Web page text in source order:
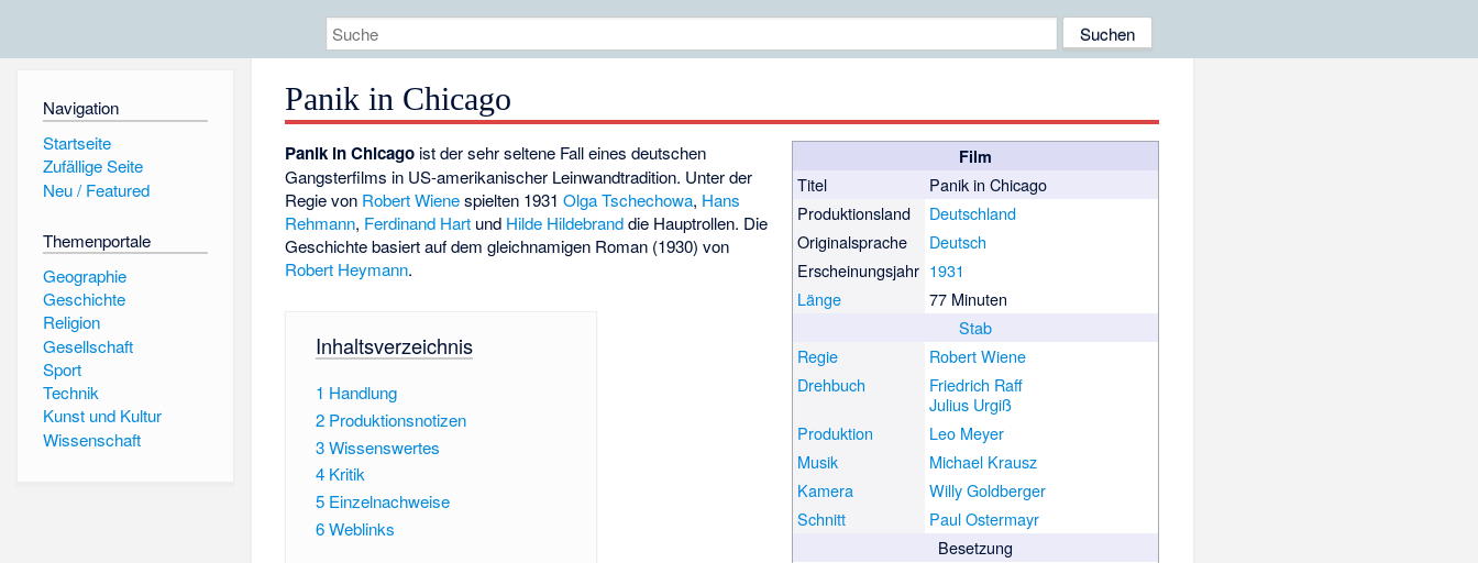
Navigation
Startseite
Zufällige Seite
Neu / Featured
Themenportale
Geographie
Geschichte
Religion
Gesellschaft
Sport
Technik
Kunst und Kultur
Wissenschaft
Panik in Chicago
Film
Titel
Panik in Chicago
Produktionsland
Deutschland
Originalsprache
Deutsch
Erscheinungsjahr 1931
Länge
77 Minuten
Stab
Regie
Robert Wiene
Drehbuch
Friedrich Raff
Julius Urgiß
Produktion
Leo Meyer
Musik
Michael Krausz
Kamera
Willy Goldberger
Schnitt
Paul Ostermayr
Besetzung
Panik in Chicago ist der sehr seltene Fall eines deutschen
Gangsterfilms in US-amerikanischer Leinwandtradition. Unter der
Regie von Robert Wienespielten 1931Olga Tschechowa, Hans
Rehmann, Ferdinand Hart und Hilde Hildebranddie Hauptrollen. Die
Geschichte basiert auf dem gleichnamigen Roman (1930) von
Robert Heymann.
Inhaltsverzeichnis
1 Handlung
2 Produktionsnotizen
3Wissenswertes
4 Kritik
5 Einzelnachweise
6Weblinks